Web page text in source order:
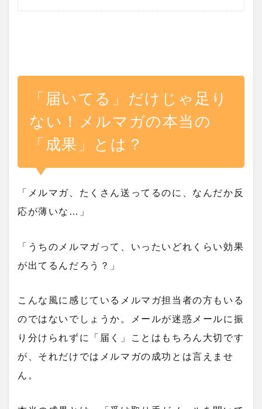
「届いてる」だけじゃ足り
ない！メルマガの本当の
「成果」とは？
「メルマガ、たくさん送ってるのに、なんだか反
応が薄いな…」
「うちのメルマガって、いったいどれくらい効果
が出てるんだろう？」
こんな風に感じているメルマガ担当者の方もいる
のではないでしょうか。メールが迷惑メールに振
り分けられずに「届く」ことはもちろん大切です
が、それだけではメルマガの成功とは言えませ
ん。